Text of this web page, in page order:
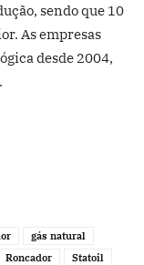
sendo que 10
As empresas
desde 2004,
gás natural
Roncador
Statoil